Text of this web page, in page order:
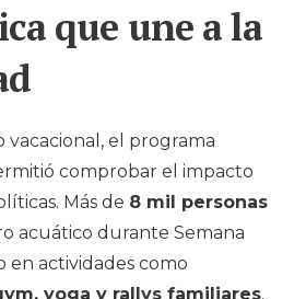
que une a la
el programa
comprobar el impacto
Más de 8 mil personas
acuático durante Semana
en actividades como
yoga y rallys familiares.